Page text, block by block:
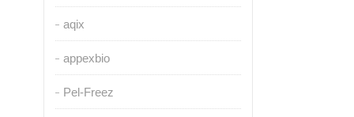
aqix
appexbio
Pel-Freez